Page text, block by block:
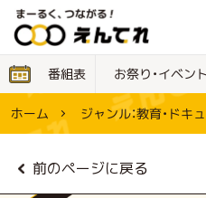
番組表 お祭り・イベン
ホーム ジャンル：教育・ドキ
前のページに戻る